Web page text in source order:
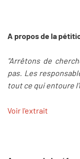
A propos de la
"Arrêtons de
pas. Les
tout ce qui entoure
Voir l'extrait